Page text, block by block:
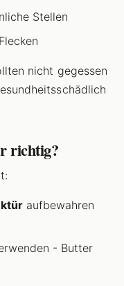
Stellen
nicht gegessen
richtig?
aufbewahren
- Butter